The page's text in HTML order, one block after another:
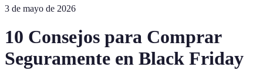
3 de mayo de 2026
10 Consejos para Comprar
Seguramente en Black Friday